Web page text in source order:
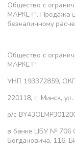
Общество с
МАРКЕТ". Продажа
безналичному
Общество с
МАРКЕТ"
УНП 193372859,
220118, г. Минск,
р/с
в банке ЦБУ № 706
Богдановича, 116,